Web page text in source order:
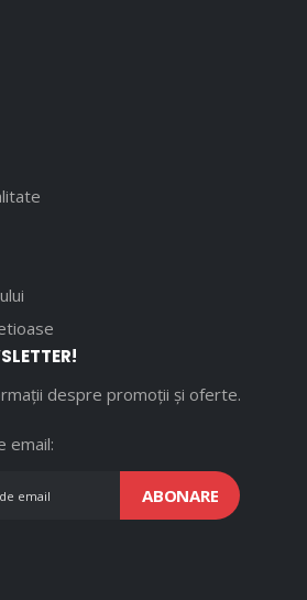
despre promoții și oferte.
email:
ABONARE